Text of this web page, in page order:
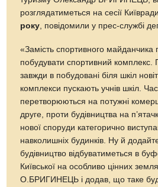
розглядатиметься на сесії Київради
року , повідомили у прес-службі
«Замість спортивного майданчика
побудувати спортивний
завжди в побудовані біля шкіл
комплекси пускають учнів шкіл.
перетворюються на потужні
друге, проти будівництва на
нової споруди категорично
навколишніх будинків. Ну й
будівництво відбуватиметься в
Київської на особливо цінних
О.БРИГИНЕЦЬ і додав, що таке